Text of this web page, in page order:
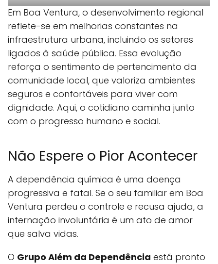
Em Boa Ventura, o desenvolvimento regional
reflete-se em melhorias constantes na
infraestrutura urbana, incluindo os setores
ligados à saúde pública. Essa evolução
reforça o sentimento de pertencimento da
comunidade local, que valoriza ambientes
seguros e confortáveis para viver com
dignidade. Aqui, o cotidiano caminha junto
com o progresso humano e social.
Não Espere o Pior Acontecer
A dependência química é uma doença
progressiva e fatal. Se o seu familiar em Boa
Ventura perdeu o controle e recusa ajuda, a
internação involuntária é um ato de amor
que salva vidas.
O Grupo Além da Dependência está pronto